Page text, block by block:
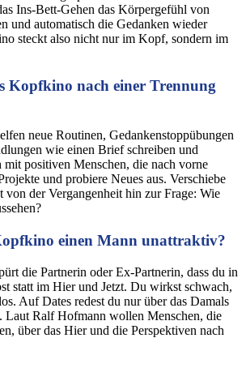
Ins-Bett-Gehen das Körpergefühl von
und automatisch die Gedanken wieder
steckt also nicht nur im Kopf, sondern im
Kopfkino nach einer Trennung
neue Routinen, Gedankenstoppübungen
wie einen Brief schreiben und
positiven Menschen, die nach vorne
und probiere Neues aus. Verschiebe
von der Vergangenheit hin zur Frage: Wie
einen Mann unattraktiv?
die Partnerin oder Ex-Partnerin, dass du in
statt im Hier und Jetzt. Du wirkst schwach,
Auf Dates redest du nur über das Damals
Laut Ralf Hofmann wollen Menschen, die
über das Hier und die Perspektiven nach